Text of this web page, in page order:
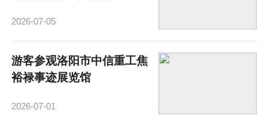
2026-07-05
游客参观洛阳市中信重工焦
裕禄事迹展览馆
2026-07-01